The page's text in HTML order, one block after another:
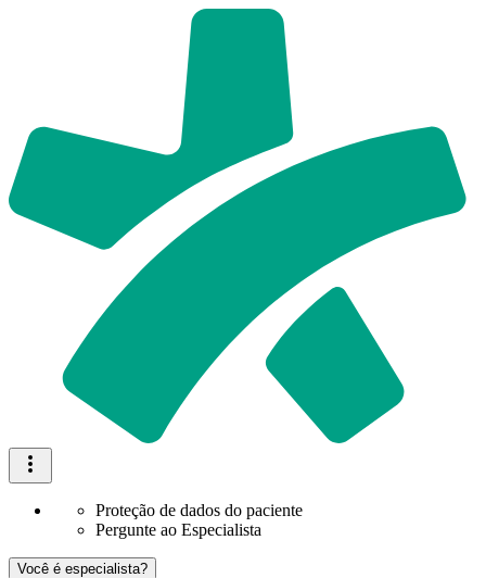
Proteção de dados do paciente
Pergunte ao Especialista
Você é especialista?